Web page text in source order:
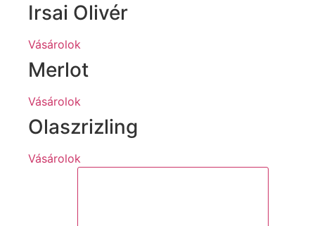
Irsai Olivér
Vásárolok
Merlot
Vásárolok
Olaszrizling
Vásárolok